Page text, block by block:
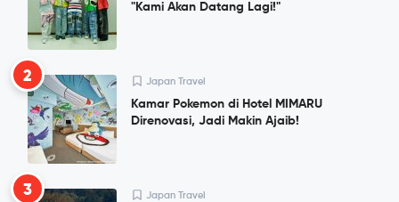
"Kami Akan Datang Lagi!"
2 Japan Travel
Kamar Pokemon di Hotel MIMARU
Direnovasi, Jadi Makin Ajaib!
3 Japan Travel